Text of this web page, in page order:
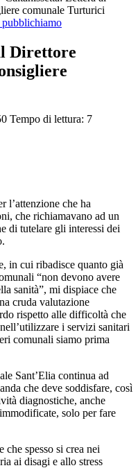
comunale Turturici
Direttore
Tempo di lettura: 7
l’attenzione che ha
che richiamavano ad un
di tutelare gli interessi dei
in cui ribadisce quanto già
“non devono avere
sanità”, mi dispiace che
cruda valutazione
rispetto alle difficoltà che
i servizi sanitari
comunali siamo prima
Sant’Elia continua ad
che deve soddisfare, così
diagnostiche, anche
solo per fare
che spesso si crea nei
ai disagi e allo stress